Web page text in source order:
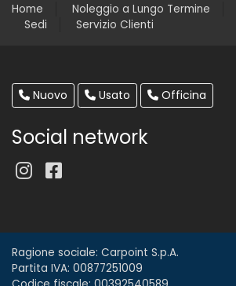
Home Noleggio a Lungo Termine
Sedi
Servizio Clienti
Nuovo Usato Officina
Social network
Ragione sociale: Carpoint S.p.A.
Partita IVA: 00877251009